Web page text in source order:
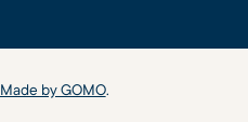
Made by GOMO.